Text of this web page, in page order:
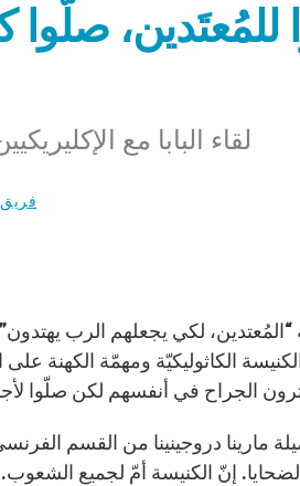
للمُعتَدين،
لقاء البابا مع
لكي يجعلهم الرب
الكاثوليكيّة ومهمّة الكهنة
ترون الجراح في أنفسهم لكن صلّوا
مارينا دروجينينا من القسم
إنّ الكنيسة أمّ لجميع الشعوب.